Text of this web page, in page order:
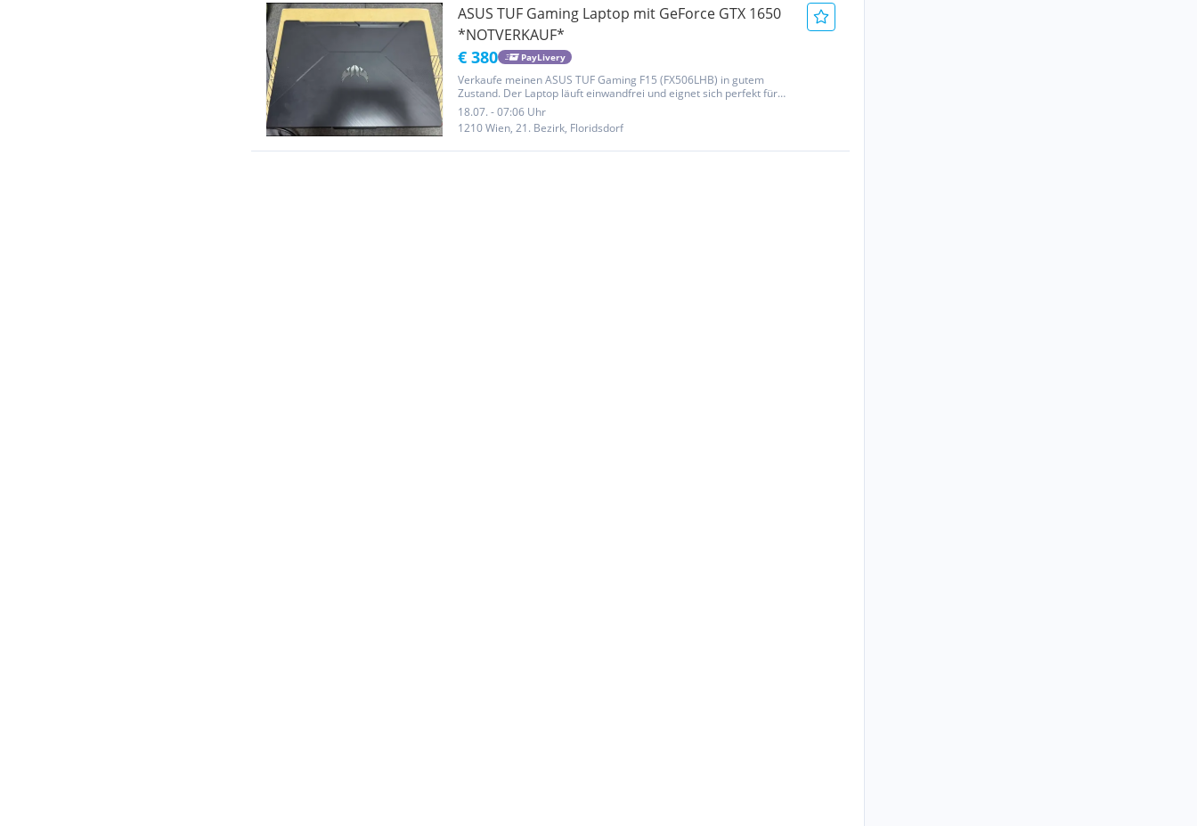
ASUS TUF Gaming Laptop mit GeForce GTX 1650
*NOTVERKAUF*
€ 380 PayLivery
Verkaufe meinen ASUS TUF Gaming F15 (FX506LHB) in gutem
Zustand. Der Laptop läuft einwandfrei und eignet sich perfekt für
Gaming, Schule, Studium oder Arbeit. Technische Daten: • Intel
Core i5-10300H • NVIDIA GeForce GTX 1650 • 16 GB RAM • 15,6 Zoll
Full...
18.07. - 07:06 Uhr
1210 Wien, 21. Bezirk, Floridsdorf